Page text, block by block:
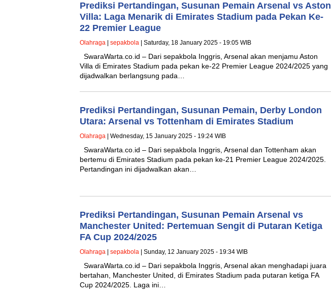
Prediksi Pertandingan, Susunan Pemain Arsenal vs Aston
Villa: Laga Menarik di Emirates Stadium pada Pekan Ke-
22 Premier League
Olahraga sepakbola | Saturday, 18 January 2025 - 19:05 WIB
SwaraWarta.co.id – Dari sepakbola Inggris, Arsenal akan menjamu Aston
Villa di Emirates Stadium pada pekan ke-22 Premier League 2024/2025 yang
dijadwalkan berlangsung pada…
Prediksi Pertandingan, Susunan Pemain, Derby London
Utara: Arsenal vs Tottenham di Emirates Stadium
Olahraga | Wednesday, 15 January 2025 - 19:24 WIB
SwaraWarta.co.id – Dari sepakbola Inggris, Arsenal dan Tottenham akan
bertemu di Emirates Stadium pada pekan ke-21 Premier League 2024/2025.
Pertandingan ini dijadwalkan akan…
Prediksi Pertandingan, Susunan Pemain Arsenal vs
Manchester United: Pertemuan Sengit di Putaran Ketiga
FA Cup 2024/2025
Olahraga sepakbola | Sunday, 12 January 2025 - 19:34 WIB
SwaraWarta.co.id – Dari sepakbola Inggris, Arsenal akan menghadapi juara
bertahan, Manchester United, di Emirates Stadium pada putaran ketiga FA
Cup 2024/2025. Laga ini…